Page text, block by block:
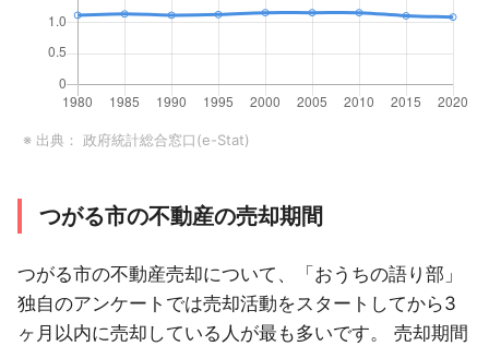
※ 出典： 政府統計総合窓口(e-Stat)
つがる市の不動産の売却期間
つがる市の不動産売却について、「おうちの語り部」
独自のアンケートでは売却活動をスタートしてから3
ヶ月以内に売却している人が最も多いです。 売却期間